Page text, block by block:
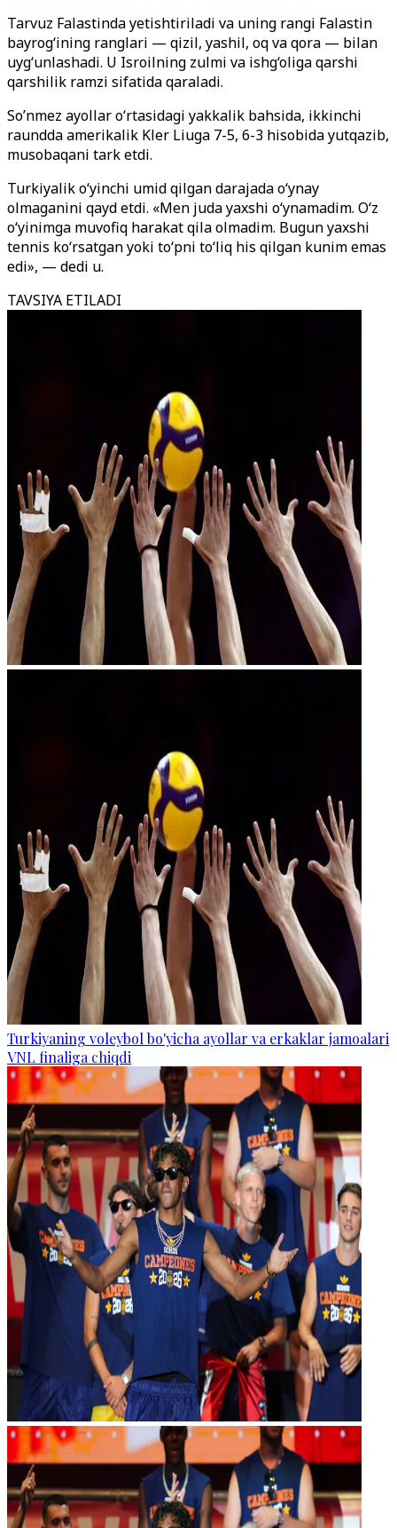
Tarvuz Falastinda yetishtiriladi va uning rangi Falastin
bayrog‘ining ranglari — qizil, yashil, oq va qora — bilan
uyg‘unlashadi. U Isroilning zulmi va ishg‘oliga qarshi
qarshilik ramzi sifatida qaraladi.
So’nmez ayollar o‘rtasidagi yakkalik bahsida, ikkinchi
raundda amerikalik Kler Liuga 7-5, 6-3 hisobida yutqazib,
musobaqani tark etdi.
Turkiyalik o‘yinchi umid qilgan darajada o‘ynay
olmaganini qayd etdi. «Men juda yaxshi o‘ynamadim. O‘z
o‘yinimga muvofiq harakat qila olmadim. Bugun yaxshi
tennis ko‘rsatgan yoki to‘pni to‘liq his qilgan kunim emas
edi», — dedi u.
TAVSIYA ETILADI
Turkiyaning voleybol bo'yicha ayollar va erkaklar jamoalari
VNL finaliga chiqdi